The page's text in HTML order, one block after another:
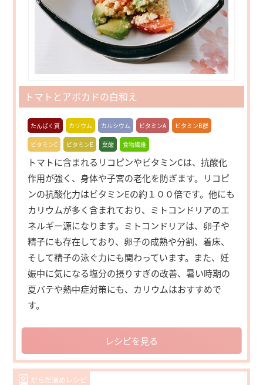
トマトとアボカドの白和え
たんぱく質 カリウム カルシウム ビタミンA ビタミンB群
ビタミンC ビタミンE 葉酸 食物繊維
トマトに含まれるリコピンやビタミンCは、抗酸化
作用が強く、身体や子宮の老化を防ぎます。リコピ
ンの抗酸化力はビタミンEの約１００倍です。他にも
カリウムが多く含まれており、ミトコンドリアのエ
ネルギー源になります。ミトコンドリアは、卵子や
精子にも存在しており、卵子の成熟や分割、着床、
そして精子の泳ぐ力にも関わっています。また、妊
娠中に気になる塩分の摂りすぎの改善、暑い時期の
夏バテや熱中症対策にも、カリウムはおすすめで
す。
レシピを見る
からだ温めレシピ